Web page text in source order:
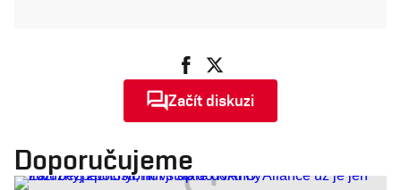
Začít diskuzi
Doporučujeme